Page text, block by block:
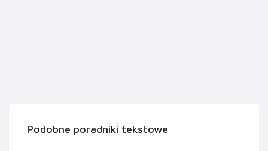
Podobne poradniki tekstowe